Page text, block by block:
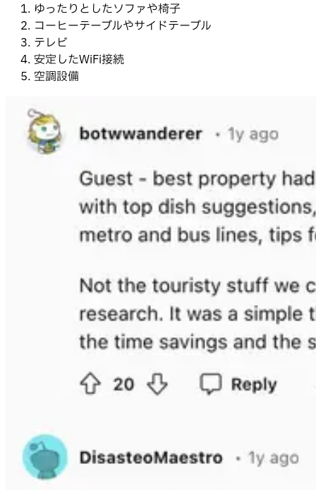
ゆったりとしたソファや椅子
コーヒーテーブルやサイドテーブル
テレビ
安定したWiFi接続
空調設備